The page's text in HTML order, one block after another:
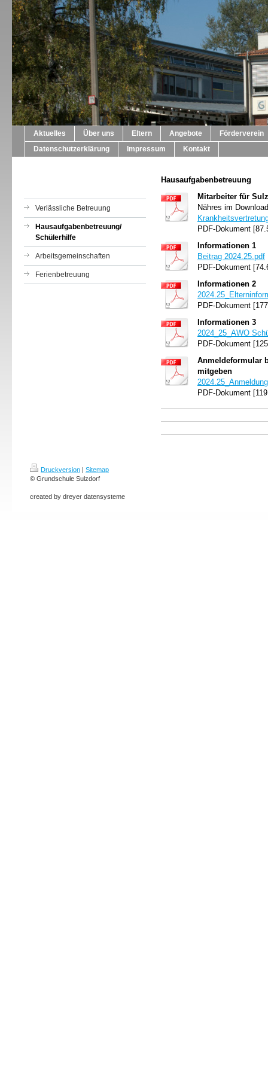
Aktuelles Über uns Eltern Angebote
Förderverein
Datenschutzerklärung
Impressum Kontakt
Verlässliche Betreuung
Hausaufgabenbetreuung/
Schülerhilfe
Arbeitsgemeinschaften
Ferienbetreuung
Hausaufgabenbetreuung
Mitarbeiter für
Nähres im Download
PDF-Dokument
Informationen 1
Beitrag 2024.25.pdf
PDF-Dokument
Informationen 2
PDF-Dokument
Informationen 3
2024_25_AWO
PDF-Dokument
Anmeldeformular
mitgeben
PDF-Dokument
Druckversion | Sitemap
© Grundschule Sulzdorf
created by dreyer datensysteme